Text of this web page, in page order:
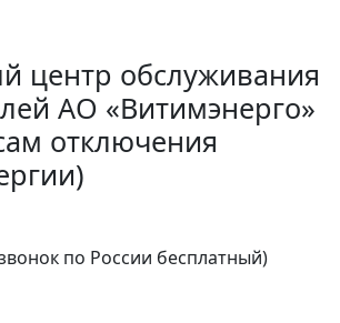
центр обслуживания
АО «Витимэнерго»
отключения
по России бесплатный)